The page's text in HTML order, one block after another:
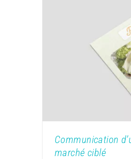
Communication
marché ciblé